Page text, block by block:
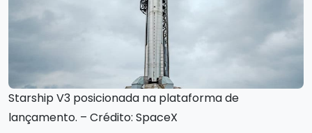
Starship V3 posicionada na plataforma de
lançamento. – Crédito: SpaceX